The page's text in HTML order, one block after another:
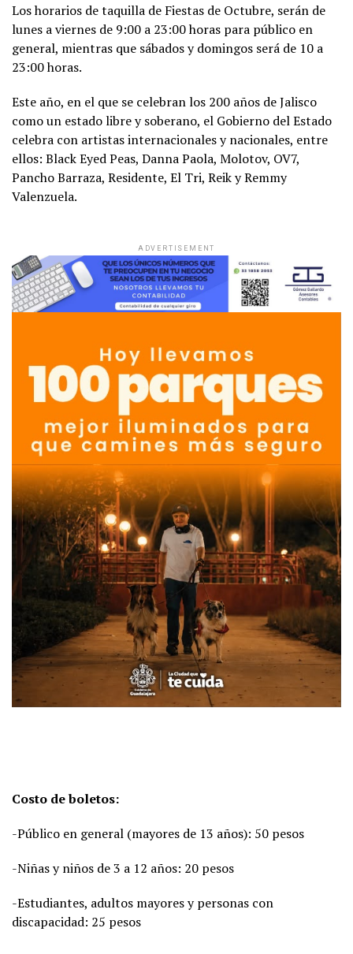
Los horarios de taquilla de Fiestas de Octubre, serán de
lunes a viernes de 9:00 a 23:00 horas para público en
general, mientras que sábados y domingos será de 10 a
23:00 horas.
Este año, en el que se celebran los 200 años de Jalisco
como un estado libre y soberano, el Gobierno del Estado
celebra con artistas internacionales y nacionales, entre
ellos: Black Eyed Peas, Danna Paola, Molotov, OV7,
Pancho Barraza, Residente, El Tri, Reik y Remmy
Valenzuela.
ADVERTISEMENT
Costo de boletos:
-Público en general (mayores de 13 años): 50 pesos
-Niñas y niños de 3 a 12 años: 20 pesos
-Estudiantes, adultos mayores y personas con
discapacidad: 25 pesos